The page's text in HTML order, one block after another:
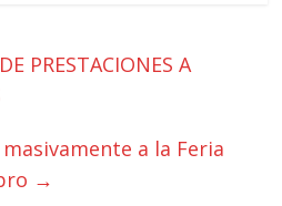
PRESTACIONES A
a la Feria
→